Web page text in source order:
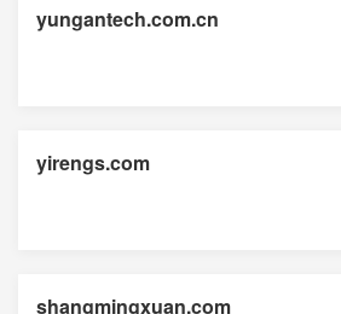
yungantech.com.cn
yirengs.com
shangmingxuan.com